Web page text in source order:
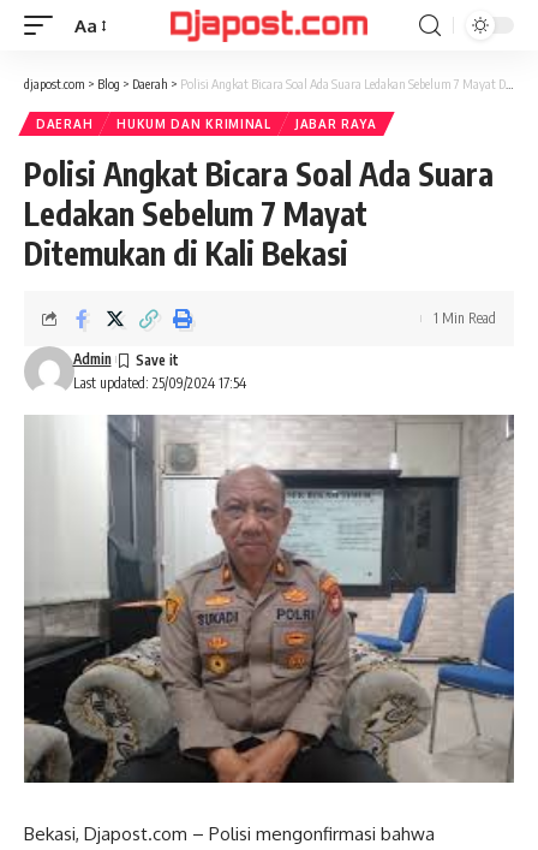
Font
Aa
djapost.com > Blog > Daerah > Polisi Angkat Bicara Soal Ada Suara Ledakan Sebelum 7 Mayat Ditemukan di Kali Bekasi
DAERAH HUKUM DAN KRIMINAL JABAR RAYA
Polisi Angkat Bicara Soal Ada Suara
Ledakan Sebelum 7 Mayat
Ditemukan di Kali Bekasi
Last updated: 25/09/2024 17:54
Admin
1 Min Read
Bekasi, Djapost.com – Polisi mengonfirmasi bahwa